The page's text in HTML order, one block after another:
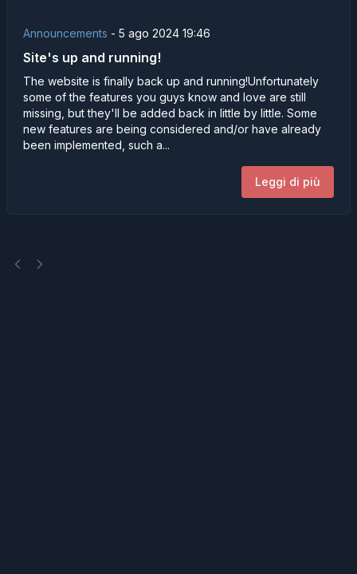
Announcements - 5 ago 2024 19:46
Site's up and running!
The website is finally back up and running!Unfortunately
some of the features you guys know and love are still
missing, but they'll be added back in little by little. Some
new features are being considered and/or have already
been implemented, such a...
Leggi di più